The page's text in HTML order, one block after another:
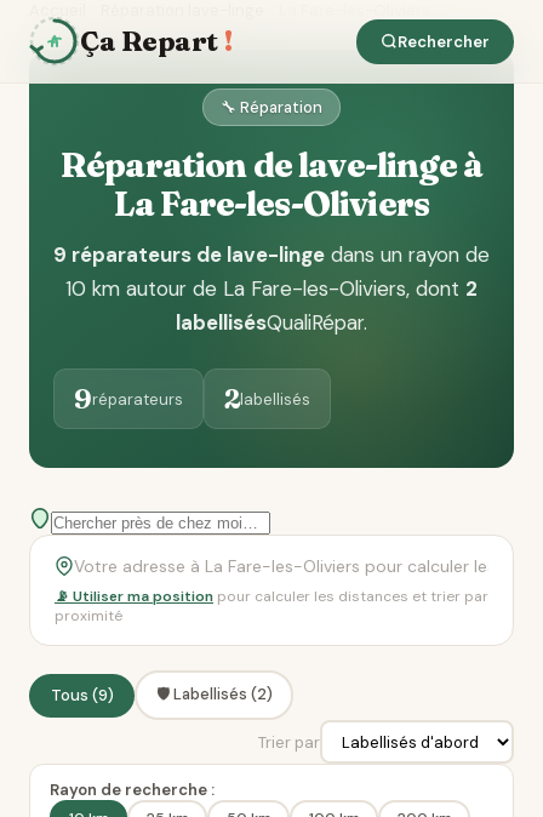
Ça Repart ! Rechercher
🔧 Réparation
Réparation de lave-linge à
La Fare-les-Oliviers
9 réparateurs de lave-linge dans un rayon de
10 km autour de La Fare-les-Oliviers, dont 2
labellisésQualiRépar.
9réparateurs 2labellisés
📡 Utiliser ma position pour calculer les distances et trier par
proximité
Tous (9) 🛡️ Labellisés (2)
Trier par
Rayon de recherche :